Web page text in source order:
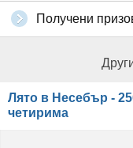
Получени
Лято в Несебър -
четирима